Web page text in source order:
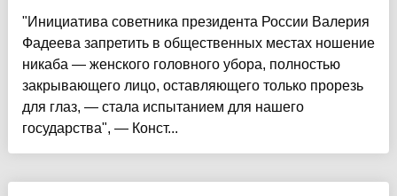
"Инициатива советника президента России Валерия
Фадеева запретить в общественных местах ношение
никаба — женского головного убора, полностью
закрывающего лицо, оставляющего только прорезь
для глаз, — стала испытанием для нашего
государства", — Конст...